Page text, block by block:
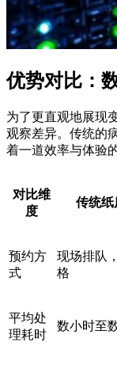
优势对比：
为了更直观地展现
观察差异。传统的
着一道效率与体验
对比维
度
传统纸
预约方
式
现场排队
格
平均处
理耗时
数小时至